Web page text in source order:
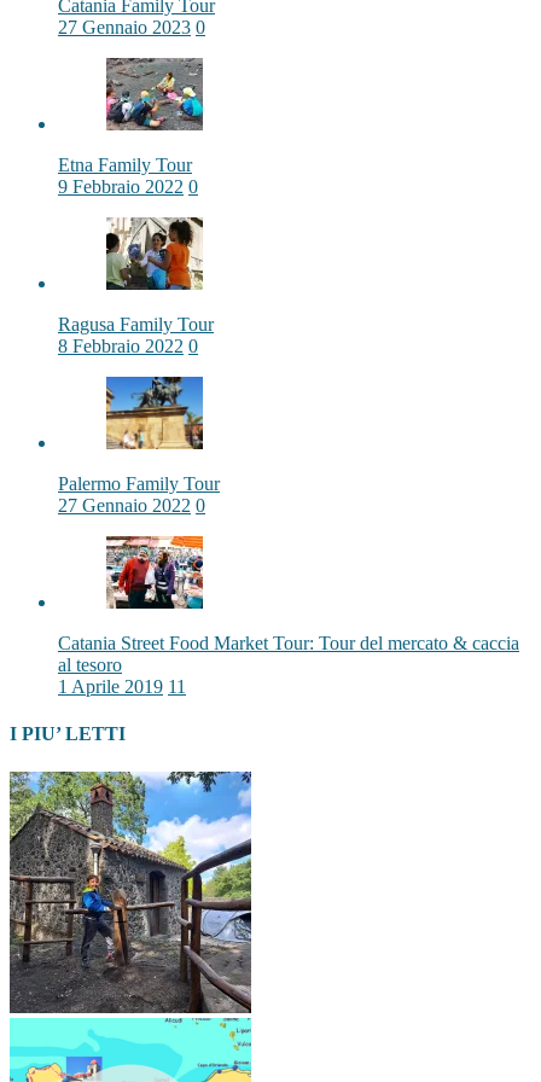
Catania Family Tour
27 Gennaio 2023 0
Etna Family Tour
9 Febbraio 2022 0
Ragusa Family Tour
8 Febbraio 2022 0
Palermo Family Tour
27 Gennaio 2022 0
Catania Street Food Market Tour: Tour del mercato & caccia
al tesoro
1 Aprile 2019 11
I PIU’ LETTI